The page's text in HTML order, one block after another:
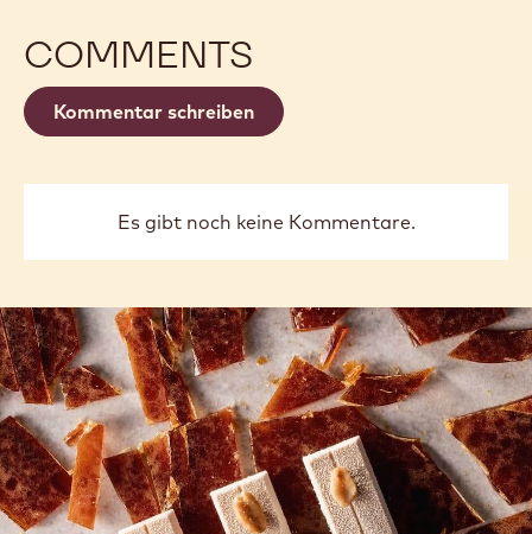
COMMENTS
Kommentar schreiben
Es gibt noch keine Kommentare.